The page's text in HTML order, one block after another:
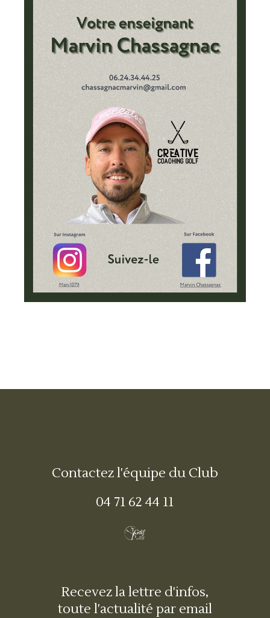
Contactez l'équipe du Club
04 71 62 44 11
Recevez la lettre d'infos,
toute l'actualité par email